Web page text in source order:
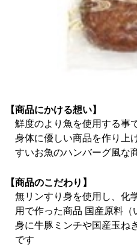
【商品にかける想い】
鮮度のより魚を使用する事
身体に優しい商品を作り上
すいお魚のハンバーグ風な
【商品のこだわり】
無リンすり身を使用し、化
用で作った商品 国産原料（
身に牛豚ミンチや国産玉ね
です